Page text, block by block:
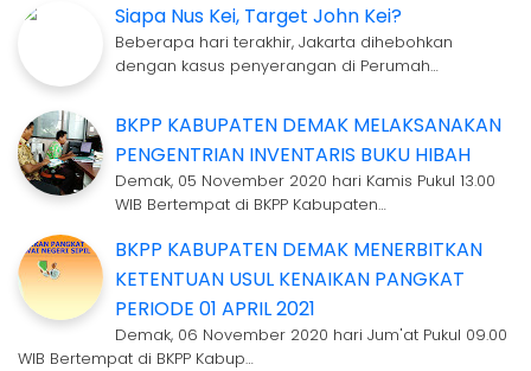
Siapa Nus Kei, Target John Kei?
Beberapa hari terakhir, Jakarta dihebohkan
dengan kasus penyerangan di Perumah…
BKPP KABUPATEN DEMAK MELAKSANAKAN
PENGENTRIAN INVENTARIS BUKU HIBAH
Demak, 05 November 2020 hari Kamis Pukul 13.00
WIB Bertempat di BKPP Kabupaten…
BKPP KABUPATEN DEMAK MENERBITKAN
KETENTUAN USUL KENAIKAN PANGKAT
PERIODE 01 APRIL 2021
Demak, 06 November 2020 hari Jum'at Pukul 09.00
WIB Bertempat di BKPP Kabup…